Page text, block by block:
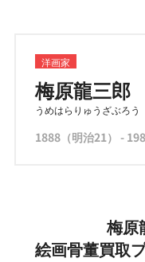
洋画家
梅原龍三郎
うめはらりゅうざぶろう
1888（明治21） -
梅原
絵画骨董買取